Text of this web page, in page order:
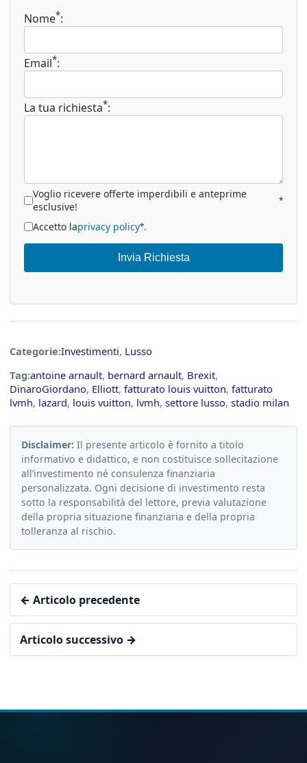
Nome*:
Email*:
La tua richiesta*:
Voglio ricevere offerte imperdibili e anteprime
esclusive!
*
Accetto laprivacy policy*.
Invia Richiesta
Categorie:Investimenti, Lusso
Tag:antoine arnault, bernard arnault, Brexit,
DinaroGiordano, Elliott, fatturato louis vuitton, fatturato
lvmh, lazard, louis vuitton, lvmh, settore lusso, stadio milan
Disclaimer: Il presente articolo è fornito a titolo
informativo e didattico, e non costituisce sollecitazione
all’investimento né consulenza finanziaria
personalizzata. Ogni decisione di investimento resta
sotto la responsabilità del lettore, previa valutazione
della propria situazione finanziaria e della propria
tolleranza al rischio.
← Articolo precedente
Articolo successivo →